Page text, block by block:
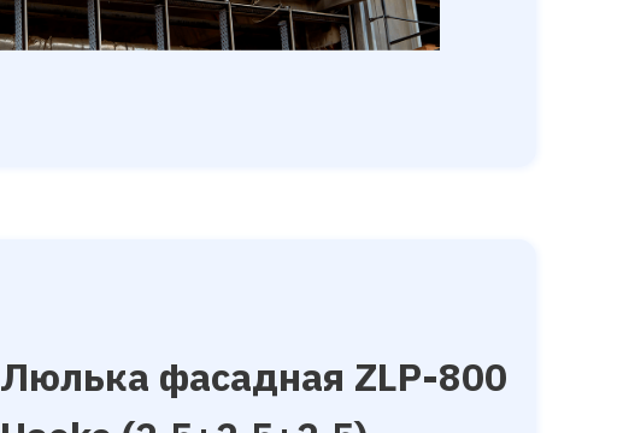
Люлька фаcaдная ZLP-800